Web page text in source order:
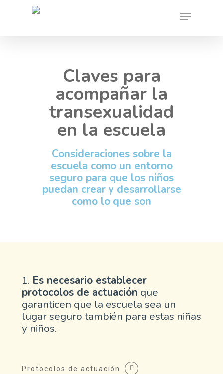
Menu
Claves para
acompañar la
transexualidad
en la escuela
Consideraciones sobre la
escuela como un entorno
seguro para que los niños
puedan crear y desarrollarse
como lo que son
1. Es necesario establecer
protocolos de actuación que
garanticen que la escuela sea un
lugar seguro también para estas niñas
y niños.
Protocolos de actuación